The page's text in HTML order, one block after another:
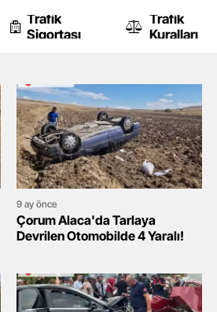
Trafik
Sigortası
Trafik
Kuralları
9 ay önce
Çorum Alaca'da Tarlaya
Devrilen Otomobilde 4 Yaralı!